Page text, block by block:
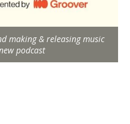
making & releasing music
podcast